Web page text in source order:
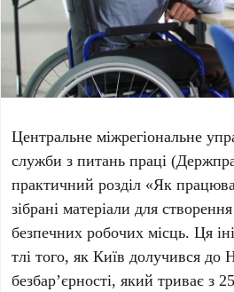
Центральне міжрегіональне
служби з питань праці
практичний розділ «Як
зібрані матеріали для
безпечних робочих місць. Ця
тлі того, якКиїв долучився до
безбар’єрності, який триває з